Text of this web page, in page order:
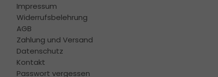
Impressum
Widerrufsbelehrung
AGB
Zahlung und Versand
Datenschutz
Kontakt
Passwort vergessen